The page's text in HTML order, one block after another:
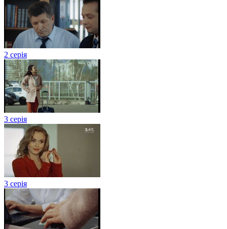
2 серія
3 серія
3 серія